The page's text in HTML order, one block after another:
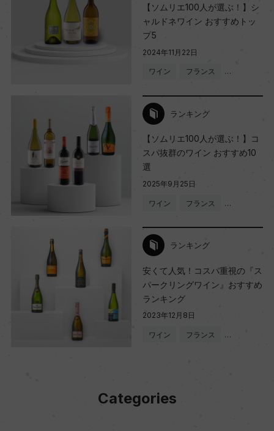
【ソムリエ100人が選ぶ！】シ
ャルドネワイン おすすめトッ
プ5
2024年11月22日
ワイン フランス …
ランキング
【ソムリエ100人が選ぶ！】コ
スパ抜群のワイン おすすめ10
選
2025年9月25日
ワイン フランス …
ランキング
安くて人気！コスパ重視の『ス
パークリングワイン』おすすめ
ランキング
2023年12月8日
ワイン フランス …
Categories